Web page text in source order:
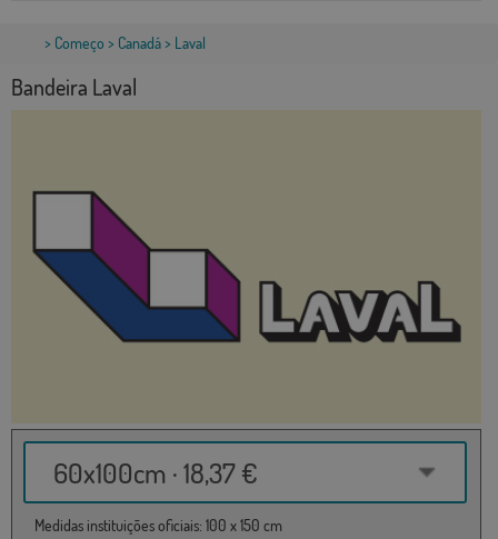
> Começo > Canadá> Laval
Bandeira Laval
60x100cm · 18,37 €
Medidas instituições oficiais: 100 x 150 cm